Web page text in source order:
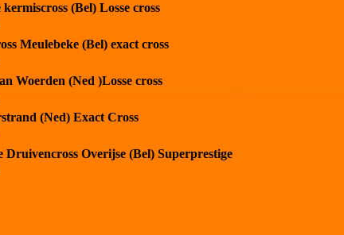
(Bel) Losse cross
Meulebeke (Bel) exact cross
Woerden (Ned )Losse cross
(Ned) Exact Cross
Druivencross Overijse (Bel) Superprestige